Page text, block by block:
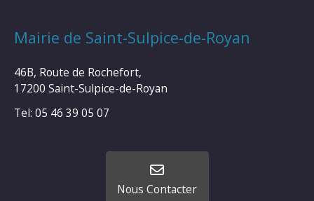
Mairie de Saint-Sulpice-de-Royan
46B, Route de Rochefort,
17200 Saint-Sulpice-de-Royan
Tel: 05 46 39 05 07
Nous Contacter